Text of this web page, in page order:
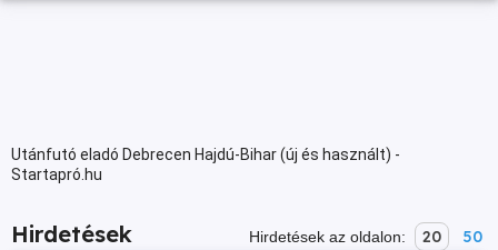
Utánfutó eladó Debrecen Hajdú-Bihar (új és használt) -
Startapró.hu
Hirdetések Hirdetések az oldalon: 20 50